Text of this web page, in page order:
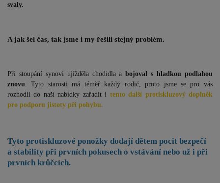
svaly.
A jak šel čas, tak jsme i my řešili stejný problém.
Při stoupání synovi ujížděla chodidla abojoval s hladkou podlahou
znovu . Tyto starosti má téměř každý rodič, proto jsme se pro vás
rozhodli do naší nabídky zařadit i tento další protiskluzový doplněk
pro podporu jistoty při pohybu.
Tyto protiskluzové ponožky dodají dětem pocit bezpečí
a stability při prvních pokusech o vstávání nebo už i při
prvních krůčcích.